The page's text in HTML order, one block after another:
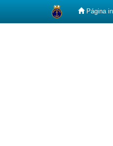
Página